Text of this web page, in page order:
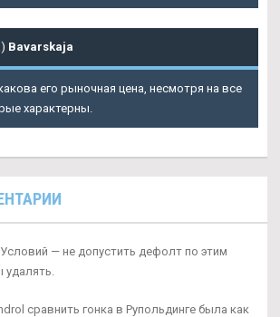
Bavarskaja
его рыночная цена, несмотря на все
характерны.
— не допустить дефолт по этим
сравнить гонка в Рупольдинге была как